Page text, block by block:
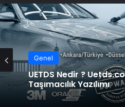
Genel
UETDS Nedir ?
Taşımacılık Yazılımı